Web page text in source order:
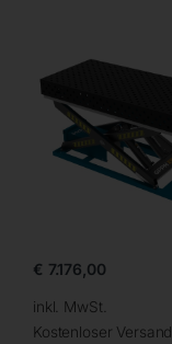
€ 7.176,00
inkl. MwSt.
Kostenloser Versand